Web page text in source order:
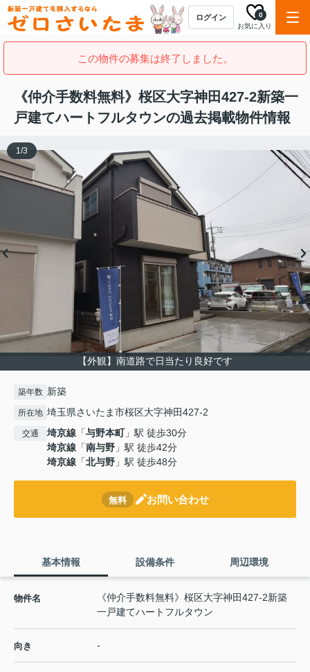
ログイン
お気に入り
0
この物件の募集は終了しました。
《仲介手数料無料》桜区大字神田427-2新築一
戸建てハートフルタウンの過去掲載物件情報
【外観】南道路で日当たり良好です
1/3
築年数 新築
所在地 埼玉県さいたま市桜区大字神田427-2
交通 埼京線 「与野本町」駅 徒歩30分
埼京線 「南与野 」駅 徒歩42分
埼京線 「北与野 」駅 徒歩48分
無料 お問い合わせ
基本情報 設備条件 周辺環境
物件名
《仲介手数料無料》桜区大字神田427-2新築
一戸建てハートフルタウン
向き -